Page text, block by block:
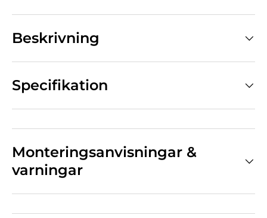
Beskrivning
Specifikation
Monteringsanvisningar &
varningar